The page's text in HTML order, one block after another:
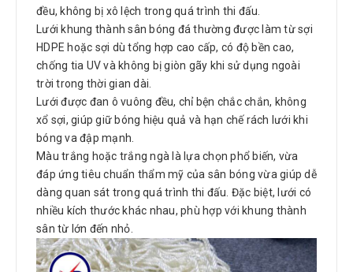
đều, không bị xô lệch trong quá trình thi đấu.
Lưới khung thành sân bóng đá thường được làm từ sợi
HDPE hoặc sợi dù tổng hợp cao cấp, có độ bền cao,
chống tia UV và không bị giòn gãy khi sử dụng ngoài
trời trong thời gian dài.
Lưới được đan ô vuông đều, chỉ bện chắc chắn, không
xổ sợi, giúp giữ bóng hiệu quả và hạn chế rách lưới khi
bóng va đập mạnh.
Màu trắng hoặc trắng ngà là lựa chọn phổ biến, vừa
đáp ứng tiêu chuẩn thẩm mỹ của sân bóng vừa giúp dễ
dàng quan sát trong quá trình thi đấu. Đặc biệt, lưới có
nhiều kích thước khác nhau, phù hợp với khung thành
sân từ lớn đến nhỏ.